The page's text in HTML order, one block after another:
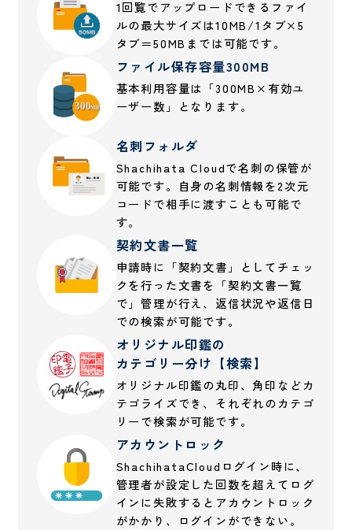
1回覧でアップロードできるファイ
ルの最大サイズは10MB/1タブ×5
タブ＝50MBまでは可能です。
ファイル保存容量300MB
基本利用容量は「300MB×有効ユ
ーザー数」となります。
名刺フォルダ
Shachihata Cloudで名刺の保管が
可能です。自身の名刺情報を2次元
コードで相手に渡すことも可能で
す。
契約文書一覧
申請時に「契約文書」としてチェッ
クを行った文書を「契約文書一覧
で」管理が行え、返信状況や返信日
での検索が可能です。
オリジナル印鑑の
カテゴリー分け【検索】
オリジナル印鑑の丸印、角印などカ
テゴライズでき、それぞれのカテゴ
リーで検索が可能です。
アカウントロック
ShachihataCloudログイン時に、
管理者が設定した回数を超えてログ
インに失敗するとアカウントロック
がかかり、ログインができない。